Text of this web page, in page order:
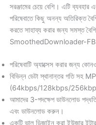
সরঞ্জামের চেয়ে বেশি। এটি
পরিষেবাতে কিছু অনন্য অতিরিক্ত
করতে সাহায্য করার জন্য সমস্ত
SmoothedDownloader-FB
পরিষেবাটি অ্যাক্সেস করার জন্য
বিভিন্ন ডেটা স্থানান্তর গতি সহ
(64kbps/128kbps/
আমাদের 3-পদক্ষেপ ডাউনলোড
এবং ডাউনলোড করুন।
একটি ভাল ডিজাইন করা ইউজার